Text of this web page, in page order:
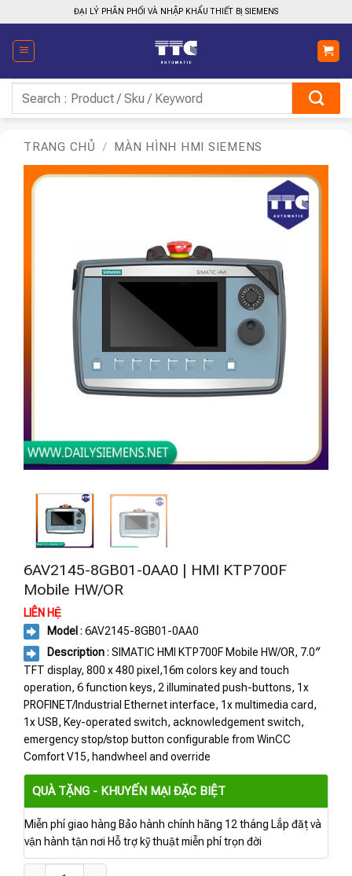
qua
nội
dung
ĐẠI LÝ PHÂN PHỐI VÀ NHẬP KHẨU THIẾT BỊ SIEMENS
kiếm:
TRANG CHỦ / MÀN HÌNH HMI SIEMENS
6AV2145-8GB01-0AA0 | HMI KTP700F
Mobile HW/OR
LIÊN HỆ
Model : 6AV2145-8GB01-0AA0
Description: SIMATIC HMI KTP700F Mobile HW/OR, 7.0″
TFT display, 800 x 480 pixel,16m colors key and touch
operation, 6 function keys, 2 illuminated push-buttons, 1x
PROFINET/Industrial Ethernet interface, 1x multimedia card,
1x USB, Key-operated switch, acknowledgement switch,
emergency stop/stop button configurable from WinCC
Comfort V15, handwheel and override
QUÀ TẶNG - KHUYẾN MẠI ĐẶC BIỆT
Miễn phí giao hàng Bảo hành chính hãng 12 tháng Lắp đặt và
vận hành tận nơi Hỗ trợ kỹ thuật miễn phí trọn đời